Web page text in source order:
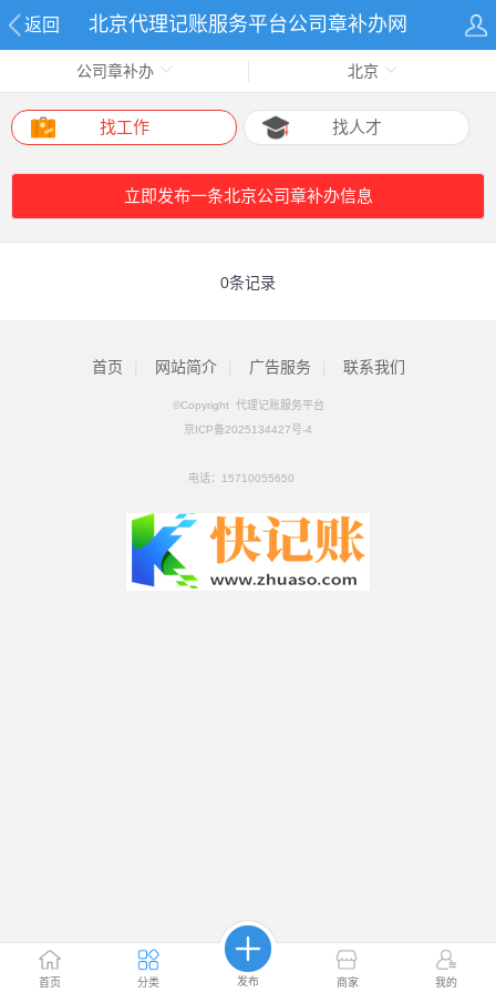
返回 北京代理记账服务平台公司章补办网
首页 分类 发布 商家 我的
公司章补办 北京
找工作 找人才
立即发布一条北京公司章补办信息
0条记录
首页 网站简介 广告服务 联系我们
©Copyright 代理记账服务平台
京ICP备2025134427号-4
电话： 15710055650